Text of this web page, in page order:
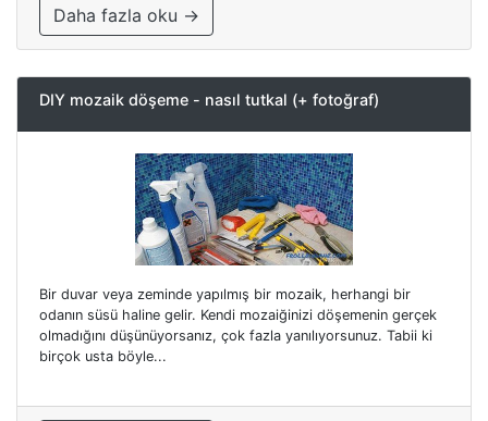
Daha fazla oku →
DIY mozaik döşeme - nasıl tutkal (+ fotoğraf)
Bir duvar veya zeminde yapılmış bir mozaik, herhangi bir
odanın süsü haline gelir. Kendi mozaiğinizi döşemenin gerçek
olmadığını düşünüyorsanız, çok fazla yanılıyorsunuz. Tabii ki
birçok usta böyle...